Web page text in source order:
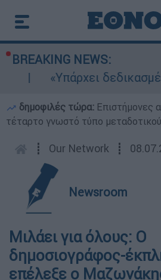
BREAKING NEWS:
«Υπάρχει
δημοφιλές τώρα: Επιστήμονες
τέταρτο γνωστό τύπο
┋ Our Network ┋
Newsroom
Μιλάει για όλους: Ο
δημοσιογράφος-
επέλεξε ο